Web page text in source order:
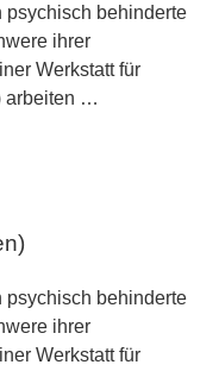
psychisch behinderte
ihrer
Werkstatt für
arbeiten …
psychisch behinderte
ihrer
Werkstatt für